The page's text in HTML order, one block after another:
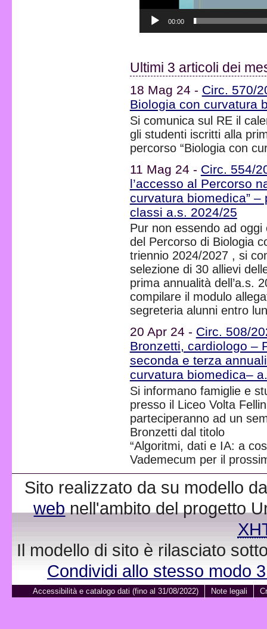
00:00
Ultimi 3 articoli dei
18 Mag 24 - Circ. 570/
Biologia con curvatura
Si comunica sul RE il
gli studenti iscritti alla
percorso “Biologia con
11 Mag 24 - Circ. 554/
l’accesso al Percorso
curvatura biomedica”
classi a.s. 2024/25
Pur non essendo ad oggi
del Percorso di Biologia
triennio 2024/2027 , si
selezione di 30 allievi
prima annualità dell’a.s.
compilare il modulo
segreteria alunni entro
20 Apr 24 - Circ. 508/
Bronzetti, cardiologo –
seconda e terza
curvatura biomedica–
Si informano famiglie e
presso il Liceo Volta
parteciperanno ad un
Bronzetti dal titolo
“Algoritmi, dati e IA: a
Vademecum per il
Sito realizzato da su modello
webnell'ambito del progetto
Il modello di sito è rilasciato
Condividi allo stesso modo
Accessibilità e catalogo dati (fino al 31/08/2022) Note legali